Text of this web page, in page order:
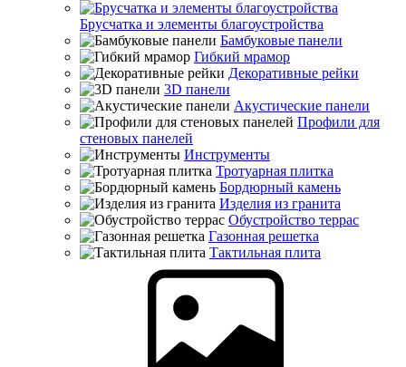
Брусчатка и элементы благоустройства
Бамбуковые панели
Гибкий мрамор
Декоративные рейки
3D панели
Акустические панели
Профили для
стеновых панелей
Инструменты
Тротуарная плитка
Бордюрный камень
Изделия из гранита
Обустройство террас
Газонная решетка
Тактильная плита